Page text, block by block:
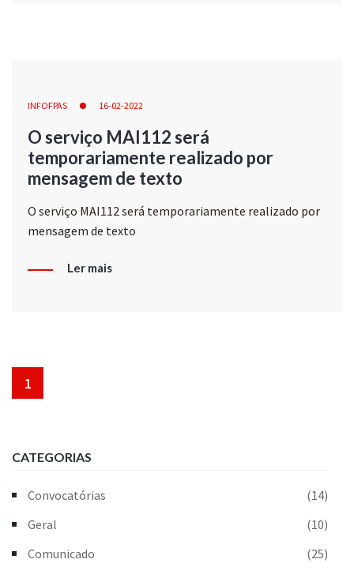
INFOFPAS 16-02-2022
O serviço MAI112 será
temporariamente realizado por
mensagem de texto
O serviço MAI112 será temporariamente realizado por
mensagem de texto
Ler mais
1
CATEGORIAS
Convocatórias
(14)
Geral
(10)
Comunicado
(25)